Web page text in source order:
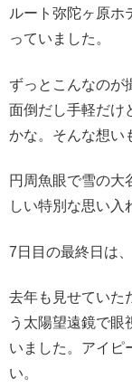
ルート弥陀ヶ原ホ
っていました。
ずっとこんなのが
面倒だし手軽だけ
かな。そんな想い
円周魚眼で雪の大
しい特別な思い入
7日目の最終日は、
去年も見せていた
う太陽望遠鏡で眼
いました。アイピ
い。